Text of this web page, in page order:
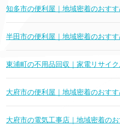
知多市の便利屋｜地域密着のおす
半田市の便利屋｜地域密着のおす
東浦町の不用品回収｜家電リサイ
大府市の便利屋｜地域密着のおす
大府市の電気工事店｜地域密着の